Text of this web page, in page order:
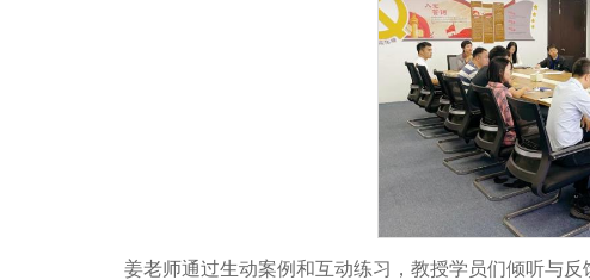
姜老师通过生动案例和互动练习，教授学员们倾听与